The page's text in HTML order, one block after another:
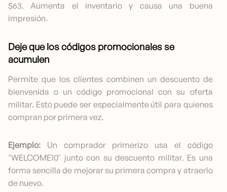
$63. Aumenta el inventario y causa una buena
impresión.
Deje que los códigos promocionales se
acumulen
Permite que los clientes combinen un descuento de
bienvenida o un código promocional con su oferta
militar. Esto puede ser especialmente útil para quienes
compran por primera vez.
Ejemplo: Un comprador primerizo usa el código
"WELCOME10" junto con su descuento militar. Es una
forma sencilla de mejorar su primera compra y atraerlo
de nuevo.